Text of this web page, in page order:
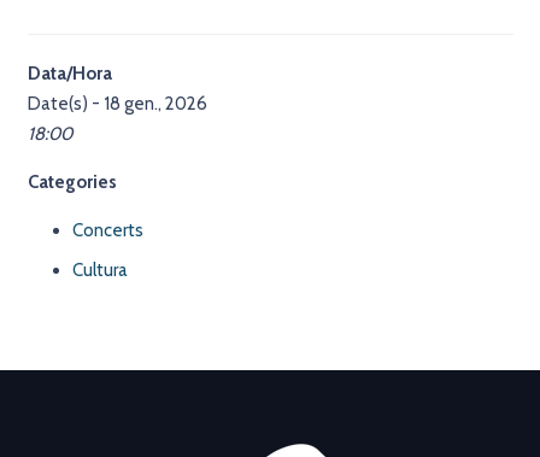
Data/Hora
Date(s) - 18 gen., 2026
18:00
Categories
Concerts
Cultura